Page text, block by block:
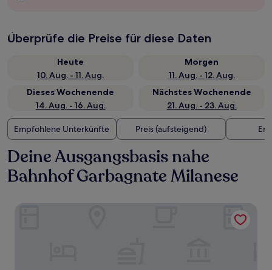
Überprüfe die Preise für diese Daten
Heute
10. Aug. - 11. Aug.
Morgen
11. Aug. - 12. Aug.
Dieses Wochenende
14. Aug. - 16. Aug.
Nächstes Wochenende
21. Aug. - 23. Aug.
Empfohlene Unterkünfte Preis (aufsteigend)
Deine Ausgangsbasis nahe
Bahnhof Garbagnate Milanese